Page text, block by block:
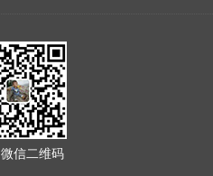
微信二维码